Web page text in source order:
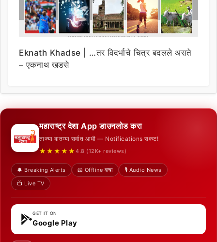
Eknath Khadse | …तर विदर्भाचे चित्र बदलले असते
– एकनाथ खडसे
महाराष्ट्र देशा App डाउनलोड करा
ताज्या बातम्या सर्वात आधी — Notifications सकट!
★★★★★ 4.8 (12K+ reviews)
🔔 Breaking Alerts 📖 Offline वाचा
🎙️ Audio News
📺 Live TV
GET IT ON
Google Play